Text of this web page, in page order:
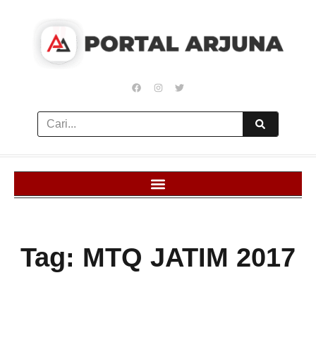
Tag: MTQ JATIM 2017